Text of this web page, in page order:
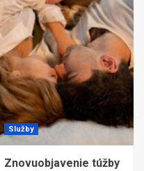
Služby
Znovuobjavenie túžby